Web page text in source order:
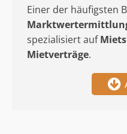
Einer der häufigsten
spezialisiert auf
Mietverträge.